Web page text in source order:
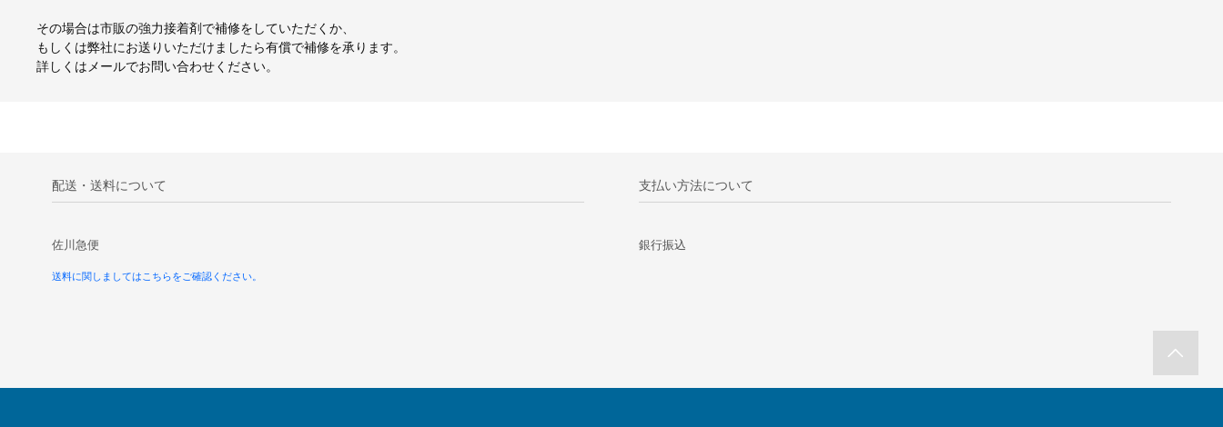
その場合は市販の強力接着剤で補修をしていただくか、
もしくは弊社にお送りいただけましたら有償で補修を承ります。
詳しくはメールでお問い合わせください。
配送・送料について
佐川急便
送料に関しましてはこちらをご確認ください。
支払い方法について
銀行振込